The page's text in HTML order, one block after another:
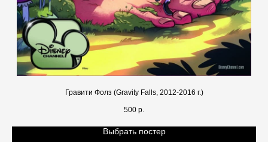
Гравити Фолз (Gravity Falls, 2012-2016 г.)
500 р.
Выбрать постер